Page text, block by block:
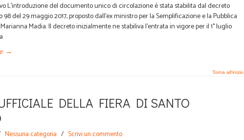
L’introduzione del documento unico di circolazione è stata stabilita dal decreto
del 29 maggio 2017, proposto dall’ex ministro per la Semplificazione e la Pubblica
Madia. Il decreto inizialmente ne stabiliva l’entrata in vigore per il 1° luglio
→
Torna all'inizio
DELLA FIERA DI SANTO
Nessuna categoria / Scrivi un commento